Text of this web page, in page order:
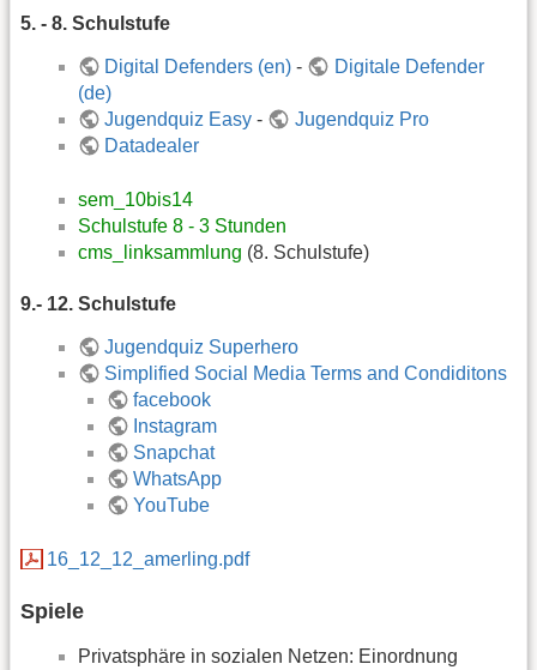
5. - 8. Schulstufe
Digital Defenders (en) -
Digitale Defender
(de)
Jugendquiz Easy -
Jugendquiz Pro
Datadealer
sem_10bis14
Schulstufe 8 - 3 Stunden
cms_linksammlung (8. Schulstufe)
9.- 12. Schulstufe
Jugendquiz Superhero
Simplified Social Media Terms and Condiditons
facebook
Instagram
Snapchat
WhatsApp
YouTube
16_12_12_amerling.pdf
Spiele
Privatsphäre in sozialen Netzen: Einordnung